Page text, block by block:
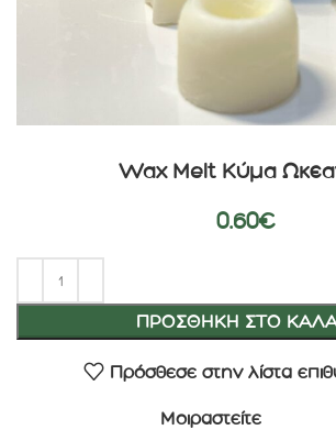
Wax Melt Κύμα
0.60€
ΠΡΟΣΘΉΚΗ ΣΤΟ
Πρόσθεσε στην λίστα
Μοιραστείτε